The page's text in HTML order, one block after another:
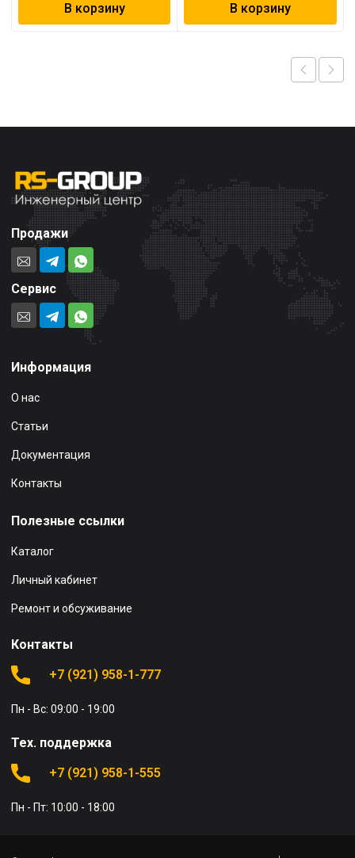
В корзину В корзину
Продажи
Сервис
Информация
О нас
Статьи
Документация
Контакты
Полезные ссылки
Каталог
Личный кабинет
Ремонт и обсуживание
Контакты
+7 (921) 958-1-777
Пн - Вс: 09:00 - 19:00
Тех. поддержка
+7 (921) 958-1-555
Пн - Пт: 10:00 - 18:00